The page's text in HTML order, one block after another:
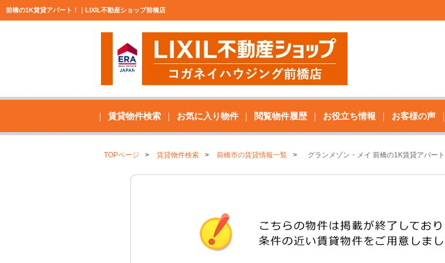
前橋の1K賃貸アパート！｜LIXIL不動産ショップ前橋店
賃貸物件検索 お気に入り物件 閲覧物件履歴 お役立ち情報 お客様の声
TOPページ 賃貸物件検索 前橋市の賃貸情報一覧 グランメゾン・メイ 前橋の1K賃貸アパート